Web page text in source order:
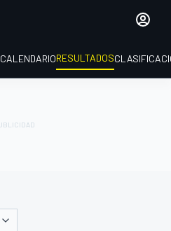
CALENDARIORESULTADOS